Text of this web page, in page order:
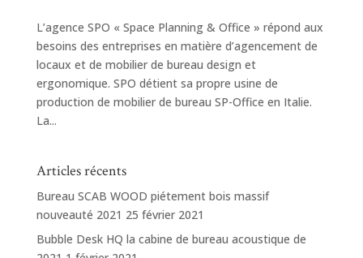
L’agence SPO « Space Planning & Office » répond aux
besoins des entreprises en matière d’agencement de
locaux et de mobilier de bureau design et
ergonomique. SPO détient sa propre usine de
production de mobilier de bureau SP-Office en Italie.
La...
Articles récents
Bureau SCAB WOOD piétement bois massif
nouveauté 2021 25 février 2021
Bubble Desk HQ la cabine de bureau acoustique de